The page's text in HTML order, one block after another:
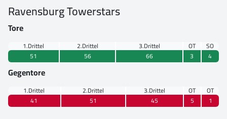
Ravensburg Towerstars
Tore
1.Drittel 2.Drittel 3.Drittel OT
SO
51
56 66 3 4
Gegentore
1.Drittel 2.Drittel 3.Drittel OT
OT
41
51 45 5 1